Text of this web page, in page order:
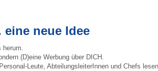
neue Idee
herum.
(D)eine Werbung über DICH.
Leute, AbteilungsleiterInnen und Chefs